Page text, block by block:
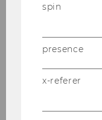
research
support current
dynamic team
Professor
- Focus on
interests of the
- Assist in
spin
presence
x-referer